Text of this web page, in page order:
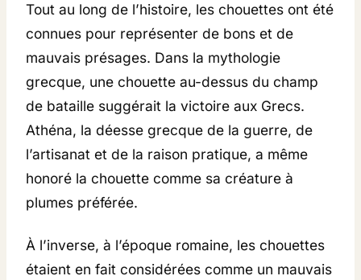
Tout au long de l’histoire, les chouettes ont été
connues pour représenter de bons et de
mauvais présages. Dans la mythologie
grecque, une chouette au-dessus du champ
de bataille suggérait la victoire aux Grecs.
Athéna, la déesse grecque de la guerre, de
l’artisanat et de la raison pratique, a même
honoré la chouette comme sa créature à
plumes préférée.
À l’inverse, à l’époque romaine, les chouettes
étaient en fait considérées comme un mauvais